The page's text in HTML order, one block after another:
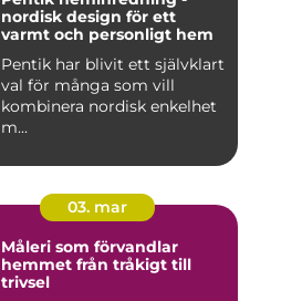
nordisk design för ett
varmt och personligt hem
Pentik har blivit ett självklart
val för många som vill
kombinera nordisk enkelhet
m...
03. mar
Måleri som förvandlar
hemmet från tråkigt till
trivsel